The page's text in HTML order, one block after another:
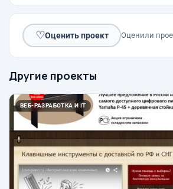
♡Оценить проект Оценили
Другие проекты
ВЕБ-РАЗРАБОТКА И IT